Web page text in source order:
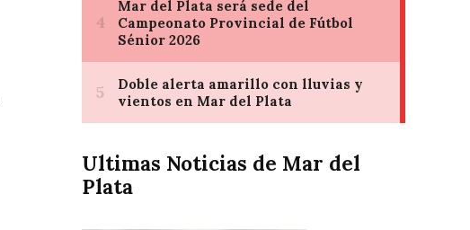
Ultimas Noticias de Mar del
Plata